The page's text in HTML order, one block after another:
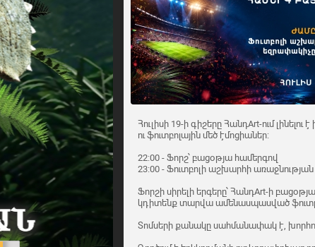
Հուլիսի 19-ի գիշերը ՀանդArt-ում
ու ֆուտբոլային մեծ էմոցիաներ:
22:00 - Ֆորշ՝ բացօթյա համերգով
23։00 - Ֆուտբոլի աշխարհի
Ֆորշի սիրելի երգերը՝ ՀանդArt-ի
կդիտենք տարվա ամենասպասված
Տոմսերի քանակը սահմանափակ է,